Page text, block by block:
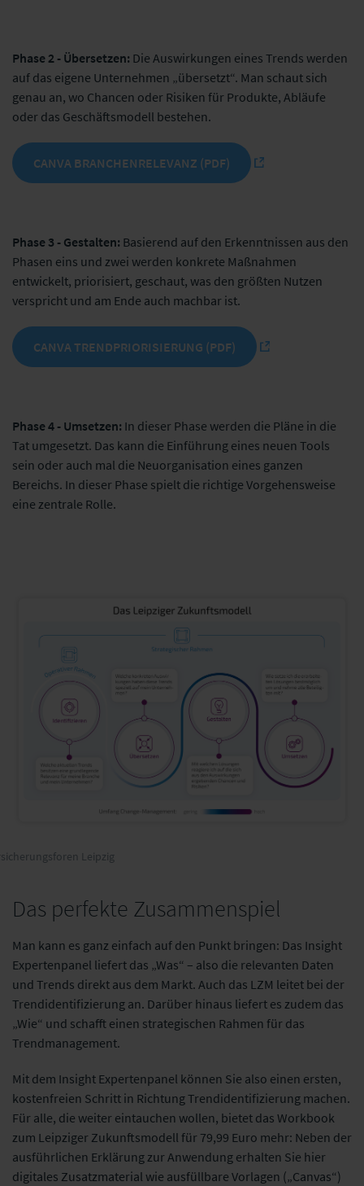
Phase 2 - Übersetzen: Die Auswirkungen eines Trends werden
auf das eigene Unternehmen „übersetzt“. Man schaut sich
genau an, wo Chancen oder Risiken für Produkte, Abläufe
oder das Geschäftsmodell bestehen.
CANVA BRANCHENRELEVANZ (PDF)
Phase 3 - Gestalten: Basierend auf den Erkenntnissen aus den
Phasen eins und zwei werden konkrete Maßnahmen
entwickelt, priorisiert, geschaut, was den größten Nutzen
verspricht und am Ende auch machbar ist.
CANVA TRENDPRIORISIERUNG (PDF)
Phase 4 - Umsetzen: In dieser Phase werden die Pläne in die
Tat umgesetzt. Das kann die Einführung eines neuen Tools
sein oder auch mal die Neuorganisation eines ganzen
Bereichs. In dieser Phase spielt die richtige Vorgehensweise
eine zentrale Rolle.
Leipzig
Das perfekte Zusammenspiel
Man kann es ganz einfach auf den Punkt bringen: Das Insight
Expertenpanel liefert das „Was“ – also die relevanten Daten
und Trends direkt aus dem Markt. Auch das LZM leitet bei der
Trendidentifizierung an. Darüber hinaus liefert es zudem das
„Wie“ und schafft einen strategischen Rahmen für das
Trendmanagement.
Mit dem Insight Expertenpanel können Sie also einen ersten,
kostenfreien Schritt in Richtung Trendidentifizierung machen.
Für alle, die weiter eintauchen wollen, bietet das Workbook
zum Leipziger Zukunftsmodell für 79,99 Euro mehr: Neben der
ausführlichen Erklärung zur Anwendung erhalten Sie hier
digitales Zusatzmaterial wie ausfüllbare Vorlagen („Canvas“)